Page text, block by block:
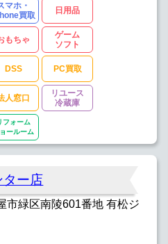
マホ・
買取
日用品
もちゃ
ゲーム
ソフト
DSS PC買取
人窓口
リユース
冷蔵庫
フォーム
ールーム
ター店
市緑区南陵601番地 有松ジ